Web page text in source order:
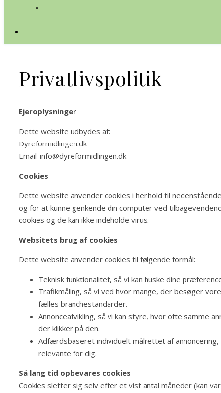
Privatlivspolitik
Ejeroplysninger
Dette website udbydes af:
Dyreformidlingen.dk
Email: info@dyreformidlingen.dk
Cookies
Dette website anvender cookies i henhold til
og for at kunne genkende din computer ved
cookies og de kan ikke indeholde virus.
Websitets brug af cookies
Dette website anvender cookies til følgende formål:
Teknisk funktionalitet, så vi kan huske dine
Trafikmåling, så vi ved hvor mange, der besøger
fælles branchestandarder.
Annonceafvikling, så vi kan styre, hvor ofte samme
der klikker på den.
Adfærdsbaseret individuelt målrettet af
relevante for dig.
Så lang tid opbevares cookies
Cookies sletter sig selv efter et vist antal måneder (kan